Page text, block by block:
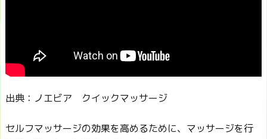
出典：ノエビア クイックマッサージ
セルフマッサージの効果を高めるために、マッサージを行